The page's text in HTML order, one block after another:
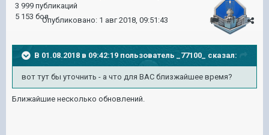
3 999 публикаций
5 153 боя
#17
Опубликовано: 1 авг 2018, 09:51:43
В 01.08.2018 в 09:42:19 пользователь _77100_ сказал:
вот тут бы уточнить - а что для ВАС близжайшее время?
Ближайшие несколько обновлений.